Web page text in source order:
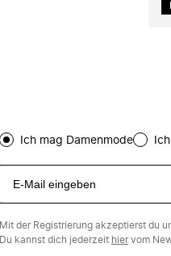
Ich mag Damenmode
Mit der Registrierung akzeptierst du
Du kannst dich jederzeit hiervom